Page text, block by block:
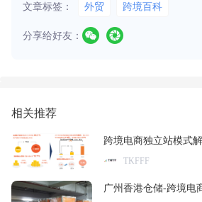
文章标签： 外贸 跨境百科
分享给好友：
相关推荐
跨境电商独立站模式
TKFFF
广州香港仓储-跨境电